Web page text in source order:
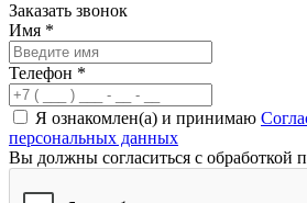
Заказать звонок
Имя *
Телефон *
Я ознакомлен(а) и принимаю
персональных данных
Вы должны согласиться с обработкой